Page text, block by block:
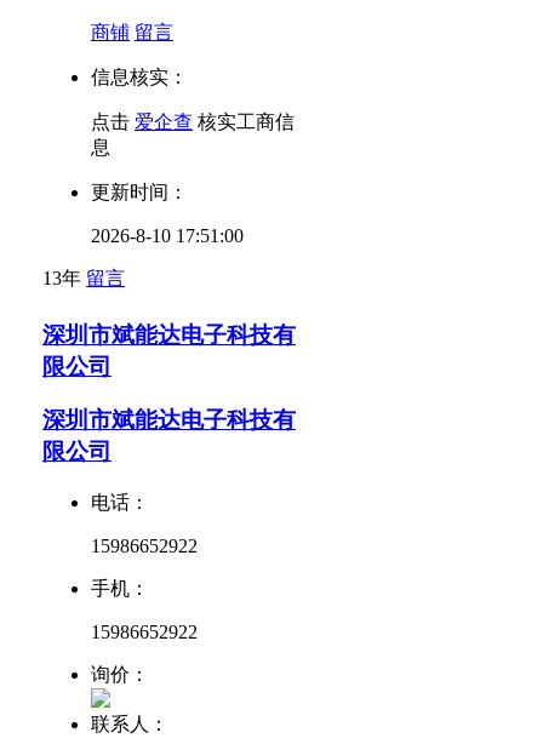
商铺 留言
信息核实：
点击 爱企查 核实工商信
息
更新时间：
2026-8-10 17:51:00
13年 留言
深圳市斌能达电子科技有
限公司
深圳市斌能达电子科技有
限公司
电话：
15986652922
手机：
15986652922
询价：
联系人：